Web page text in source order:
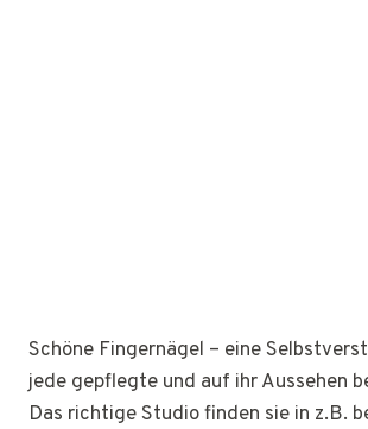
Schöne Fingernägel – eine
jede gepflegte und auf ihr Aussehen
Das richtige Studio finden sie in z.B.